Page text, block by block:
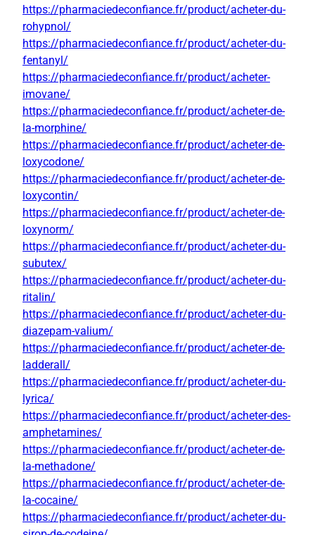
https://pharmaciedeconfiance.fr/product/acheter-du-
rohypnol/
https://pharmaciedeconfiance.fr/product/acheter-du-
fentanyl/
https://pharmaciedeconfiance.fr/product/acheter-
imovane/
https://pharmaciedeconfiance.fr/product/acheter-de-
la-morphine/
https://pharmaciedeconfiance.fr/product/acheter-de-
loxycodone/
https://pharmaciedeconfiance.fr/product/acheter-de-
loxycontin/
https://pharmaciedeconfiance.fr/product/acheter-de-
loxynorm/
https://pharmaciedeconfiance.fr/product/acheter-du-
subutex/
https://pharmaciedeconfiance.fr/product/acheter-du-
ritalin/
https://pharmaciedeconfiance.fr/product/acheter-du-
diazepam-valium/
https://pharmaciedeconfiance.fr/product/acheter-de-
ladderall/
https://pharmaciedeconfiance.fr/product/acheter-du-
lyrica/
https://pharmaciedeconfiance.fr/product/acheter-des-
amphetamines/
https://pharmaciedeconfiance.fr/product/acheter-de-
la-methadone/
https://pharmaciedeconfiance.fr/product/acheter-de-
la-cocaine/
https://pharmaciedeconfiance.fr/product/acheter-du-